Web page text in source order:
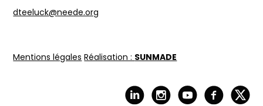
dteeluck@neede.org
Mentions légales Réalisation : SUNMADE